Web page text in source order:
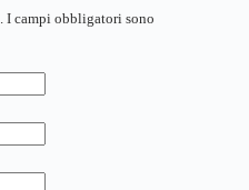
I campi obbligatori sono